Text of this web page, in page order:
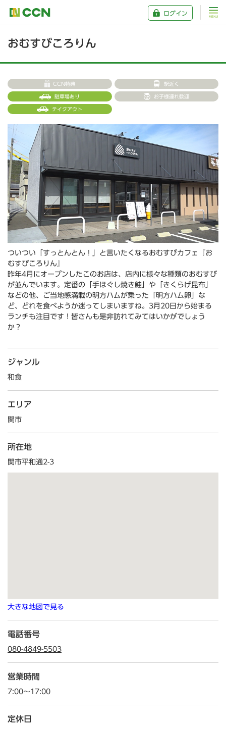
ログイン
おむすびころりん
CCN特典 駅近く
駐車場あり お子様連れ歓迎
テイクアウト
ついつい「すっとんとん！」と言いたくなるおむすびカフェ『お
むすびころりん』
昨年4月にオープンしたこのお店は、店内に様々な種類のおむすび
が並んでいます。定番の「手ほぐし焼き鮭」や「きくらげ昆布」
などの他、ご当地感満載の明方ハムが乗った「明方ハム卵」な
ど、どれを食べようか迷ってしまいますね。3月20日から始まる
ランチも注目です！皆さんも是非訪れてみてはいかがでしょう
か？
ジャンル
和食
エリア
関市
所在地
関市平和通2-3
大きな地図で見る
電話番号
080-4849-5503
営業時間
7:00～17:00
定休日